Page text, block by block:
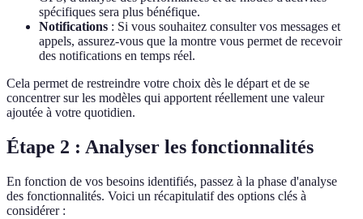
spécifiques sera plus bénéfique.
Notifications : Si vous souhaitez consulter vos messages et
appels, assurez-vous que la montre vous permet de recevoir
des notifications en temps réel.
Cela permet de restreindre votre choix dès le départ et de se
concentrer sur les modèles qui apportent réellement une valeur
ajoutée à votre quotidien.
Étape 2 : Analyser les fonctionnalités
En fonction de vos besoins identifiés, passez à la phase d'analyse
des fonctionnalités. Voici un récapitulatif des options clés à
considérer :